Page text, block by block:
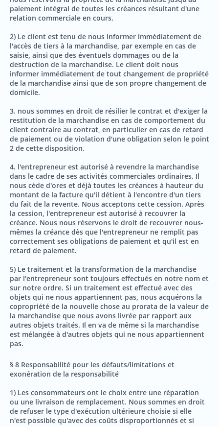
paiement intégral de toutes les créances résultant d'une
relation commerciale en cours.
2) Le client est tenu de nous informer immédiatement de
l'accès de tiers à la marchandise, par exemple en cas de
saisie, ainsi que des éventuels dommages ou de la
destruction de la marchandise. Le client doit nous
informer immédiatement de tout changement de propriété
de la marchandise ainsi que de son propre changement de
domicile.
3. nous sommes en droit de résilier le contrat et d'exiger la
restitution de la marchandise en cas de comportement du
client contraire au contrat, en particulier en cas de retard
de paiement ou de violation d'une obligation selon le point
2 de cette disposition.
4. l'entrepreneur est autorisé à revendre la marchandise
dans le cadre de ses activités commerciales ordinaires. Il
nous cède d'ores et déjà toutes les créances à hauteur du
montant de la facture qu'il détient à l'encontre d'un tiers
du fait de la revente. Nous acceptons cette cession. Après
la cession, l'entrepreneur est autorisé à recouvrer la
créance. Nous nous réservons le droit de recouvrer nous-
mêmes la créance dès que l'entrepreneur ne remplit pas
correctement ses obligations de paiement et qu'il est en
retard de paiement.
5) Le traitement et la transformation de la marchandise
par l'entrepreneur sont toujours effectués en notre nom et
sur notre ordre. Si un traitement est effectué avec des
objets qui ne nous appartiennent pas, nous acquérons la
copropriété de la nouvelle chose au prorata de la valeur de
la marchandise que nous avons livrée par rapport aux
autres objets traités. Il en va de même si la marchandise
est mélangée à d'autres objets qui ne nous appartiennent
pas.
§ 8 Responsabilité pour les défauts/limitations et
exonération de la responsabilité
1) Les consommateurs ont le choix entre une réparation
ou une livraison de remplacement. Nous sommes en droit
de refuser le type d'exécution ultérieure choisie si elle
n'est possible qu'avec des coûts disproportionnés et si